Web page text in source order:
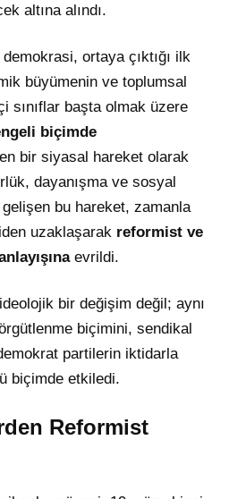
altına alındı.
ortaya çıktığı ilk
büyümenin ve toplumsal
sınıflar başta olmak üzere
biçimde
bir siyasal hareket olarak
dayanışma ve sosyal
bu hareket, zamanla
uzaklaşarak reformist ve
evrildi.
bir değişim değil; aynı
biçimini, sendikal
partilerin iktidarla
biçimde etkiledi.
Reformist